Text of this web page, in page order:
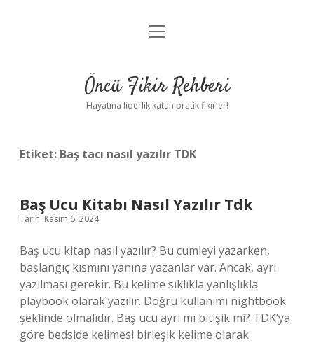
Anasayfa
Yasal Uyarı
menüyü
Öncü Fikir Rehberi
Hayatına liderlik katan pratik fikirler!
Etiket: Baş tacı nasıl yazılır TDK
Baş Ucu Kitabı Nasıl Yazılır Tdk
Tarih: Kasım 6, 2024
Baş ucu kitap nasıl yazılır? Bu cümleyi yazarken,
başlangıç ​​kısmını yanına yazanlar var. Ancak, ayrı
yazılması gerekir. Bu kelime sıklıkla yanlışlıkla
playbook olarak yazılır. Doğru kullanımı nightbook
şeklinde olmalıdır. Baş ucu ayrı mı bitişik mi? TDK’ya
göre bedside kelimesi birleşik kelime olarak